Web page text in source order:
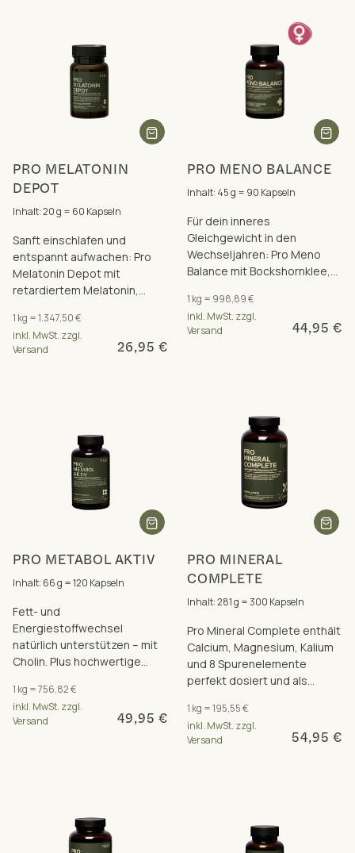
PRO MELATONIN
DEPOT
Inhalt: 20 g = 60 Kapseln
Sanft einschlafen und
entspannt aufwachen: Pro
Melatonin Depot mit
retardiertem Melatonin,
Reishi – für erholsame
Nächte
1 kg = 1.347,50 €
inkl. MwSt. zzgl.
Versand
26,95 €
PRO MENO BALANCE
Inhalt: 45 g = 90 Kapseln
Für dein inneres
Gleichgewicht in den
Wechseljahren: Pro Meno
Balance mit Bockshornklee,
Vitamin B6.
1 kg = 998,89 €
inkl. MwSt. zzgl.
Versand
44,95 €
PRO METABOL AKTIV
Inhalt: 66 g = 120 Kapseln
Fett- und
Energiestoffwechsel
natürlich unterstützen – mit
Cholin. Plus hochwertige
Markenrohstoff-Qualität.
1 kg = 756,82 €
inkl. MwSt. zzgl.
Versand
49,95 €
PRO MINERAL
COMPLETE
Inhalt: 281 g = 300 Kapseln
Pro Mineral Complete enthält
Calcium, Magnesium, Kalium
und 8 Spurenelemente
perfekt dosiert und als
bioverfügbare Formen.
1 kg = 195,55 €
inkl. MwSt. zzgl.
Versand
54,95 €